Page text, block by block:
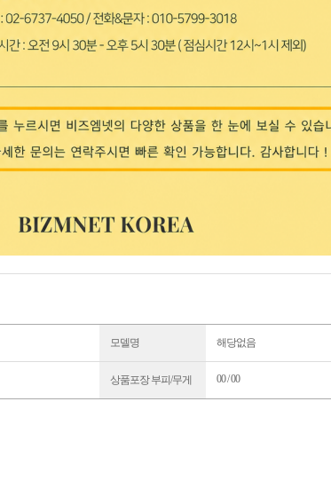
모델명 해당없음
상품포장 부피/무게 00 / 00